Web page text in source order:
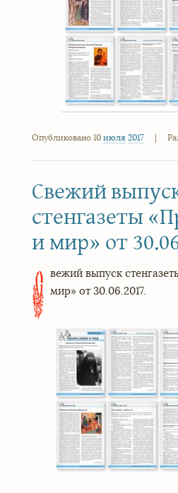
Опубликовано 10 июля 2017 |
Свежий
стенгазеты
и мир» от
С вежий выпуск
мир» от 30.06.2017.